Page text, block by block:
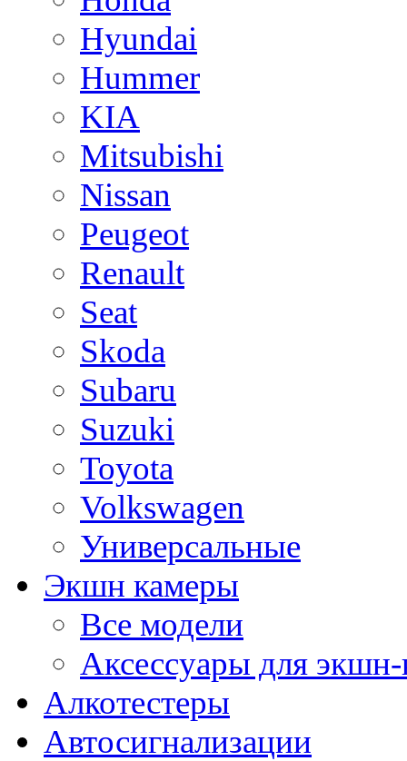
Hyundai
Hummer
KIA
Mitsubishi
Nissan
Peugeot
Renault
Seat
Skoda
Subaru
Suzuki
Toyota
Volkswagen
Универсальные
Экшн камеры
Все модели
Аксессуары для
Алкотестеры
Автосигнализации